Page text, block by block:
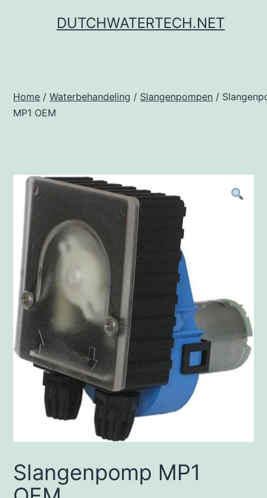
DUTCHWATERTECH.NET
Home /Waterbehandeling / Slangenpompen /
MP1 OEM
Slangenpomp MP1